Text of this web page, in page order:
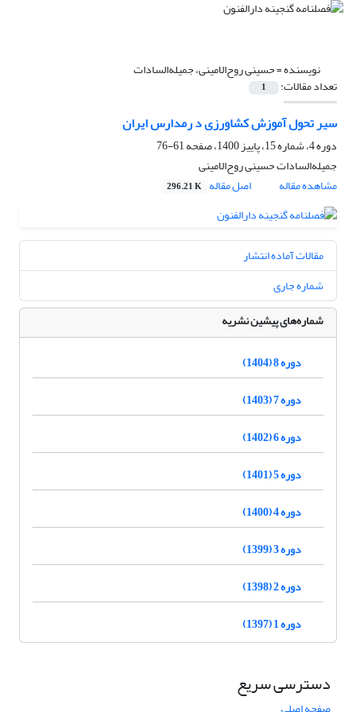
نویسنده =حسینی روح‌الامینی، جمیله‌السادات
تعداد مقالات: 1
سیر تحول آموزش کشاورزی د رمدارس ایران
دوره 4، شماره 15، پاییز 1400، صفحه
61-76
جمیله‌السادات حسینی روح‌الامینی
مشاهده مقاله
اصل مقاله 296.21 K
مقالات آماده انتشار
شماره جاری
شماره‌های پیشین نشریه
دوره 8 (1404)
دوره 7 (1403)
دوره 6 (1402)
دوره 5 (1401)
دوره 4 (1400)
دوره 3 (1399)
دوره 2 (1398)
دوره 1 (1397)
دسترسی سریع